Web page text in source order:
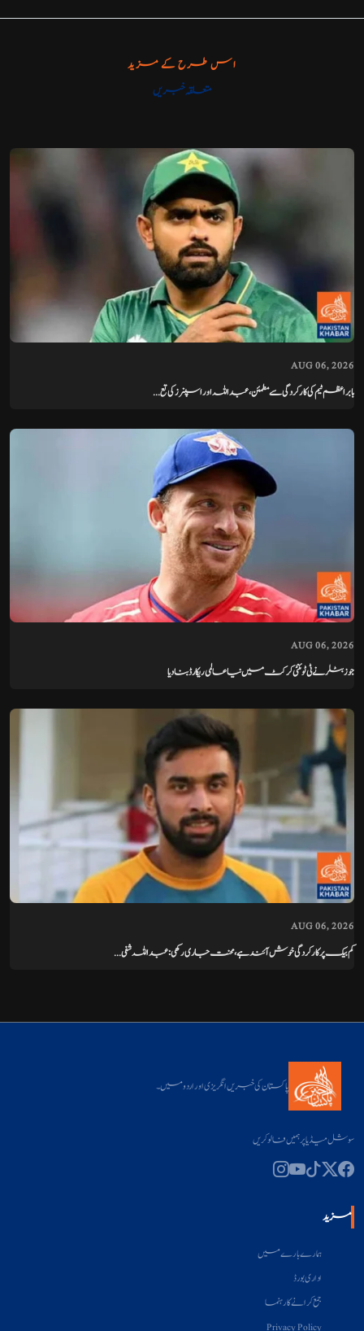
اس طرح کے مزید
متعلقہ خبریں
AUG 06, 2026
بابر اعظم ٹیم کی کارکردگی سے مطمئن، عبداللہ اور اسپنرز کی تع...
AUG 06, 2026
جوز بٹلر نے ٹی ٹوئنٹی کرکٹ میں نیا عالمی ریکارڈ بنا دیا
AUG 06, 2026
کم بیک پر کارکردگی خوش آئند ہے، محنت جاری رکھی: عبداللہ شفی...
پاکستان کی خبریں انگریزی اور اردو میں۔
سوشل میڈیا پر ہمیں فالو کریں
مزید
ہمارے بارے میں
اداری بورڈ
جمع کرانے کا رہنما
Privacy Policy